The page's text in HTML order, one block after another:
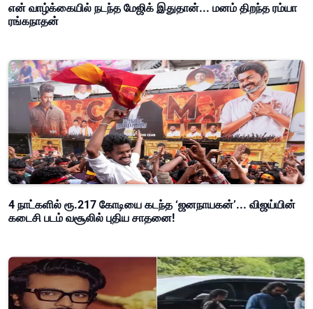
என் வாழ்க்கையில் நடந்த மேஜிக் இதுதான்... மனம் திறந்த ரம்யா
ரங்கநாதன்
4 நாட்களில் ரூ.217 கோடியை கடந்த ‘ஜனநாயகன்’... விஜய்யின்
கடைசி படம் வசூலில் புதிய சாதனை!